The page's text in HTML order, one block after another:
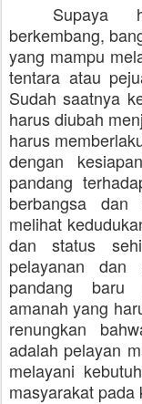
Supaya
berkembang,
yang mampu
tentara atau
Sudah saatnya
harus diubah
harus
dengan
pandang
berbangsa dan
melihat
dan status
pelayanan dan
pandang baru
amanah yang
renungkan
adalah pelayan
melayani
masyarakat pada